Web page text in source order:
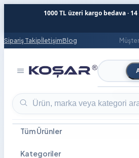
1000 TL üzeri kargo bedava ·
Sipariş TakipİletişimBlog
Ürün ara
Ürün ara
Tüm Ürünler
Kategoriler